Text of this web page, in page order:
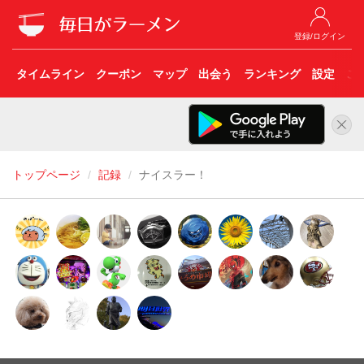
登録/ログイン
タイムライン クーポン マップ 出会う ランキング 設定 こ
トップページ 記録 ナイスラー！